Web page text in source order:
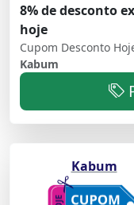
8% de desconto
hoje
Cupom Desconto
Kabum
Kabum